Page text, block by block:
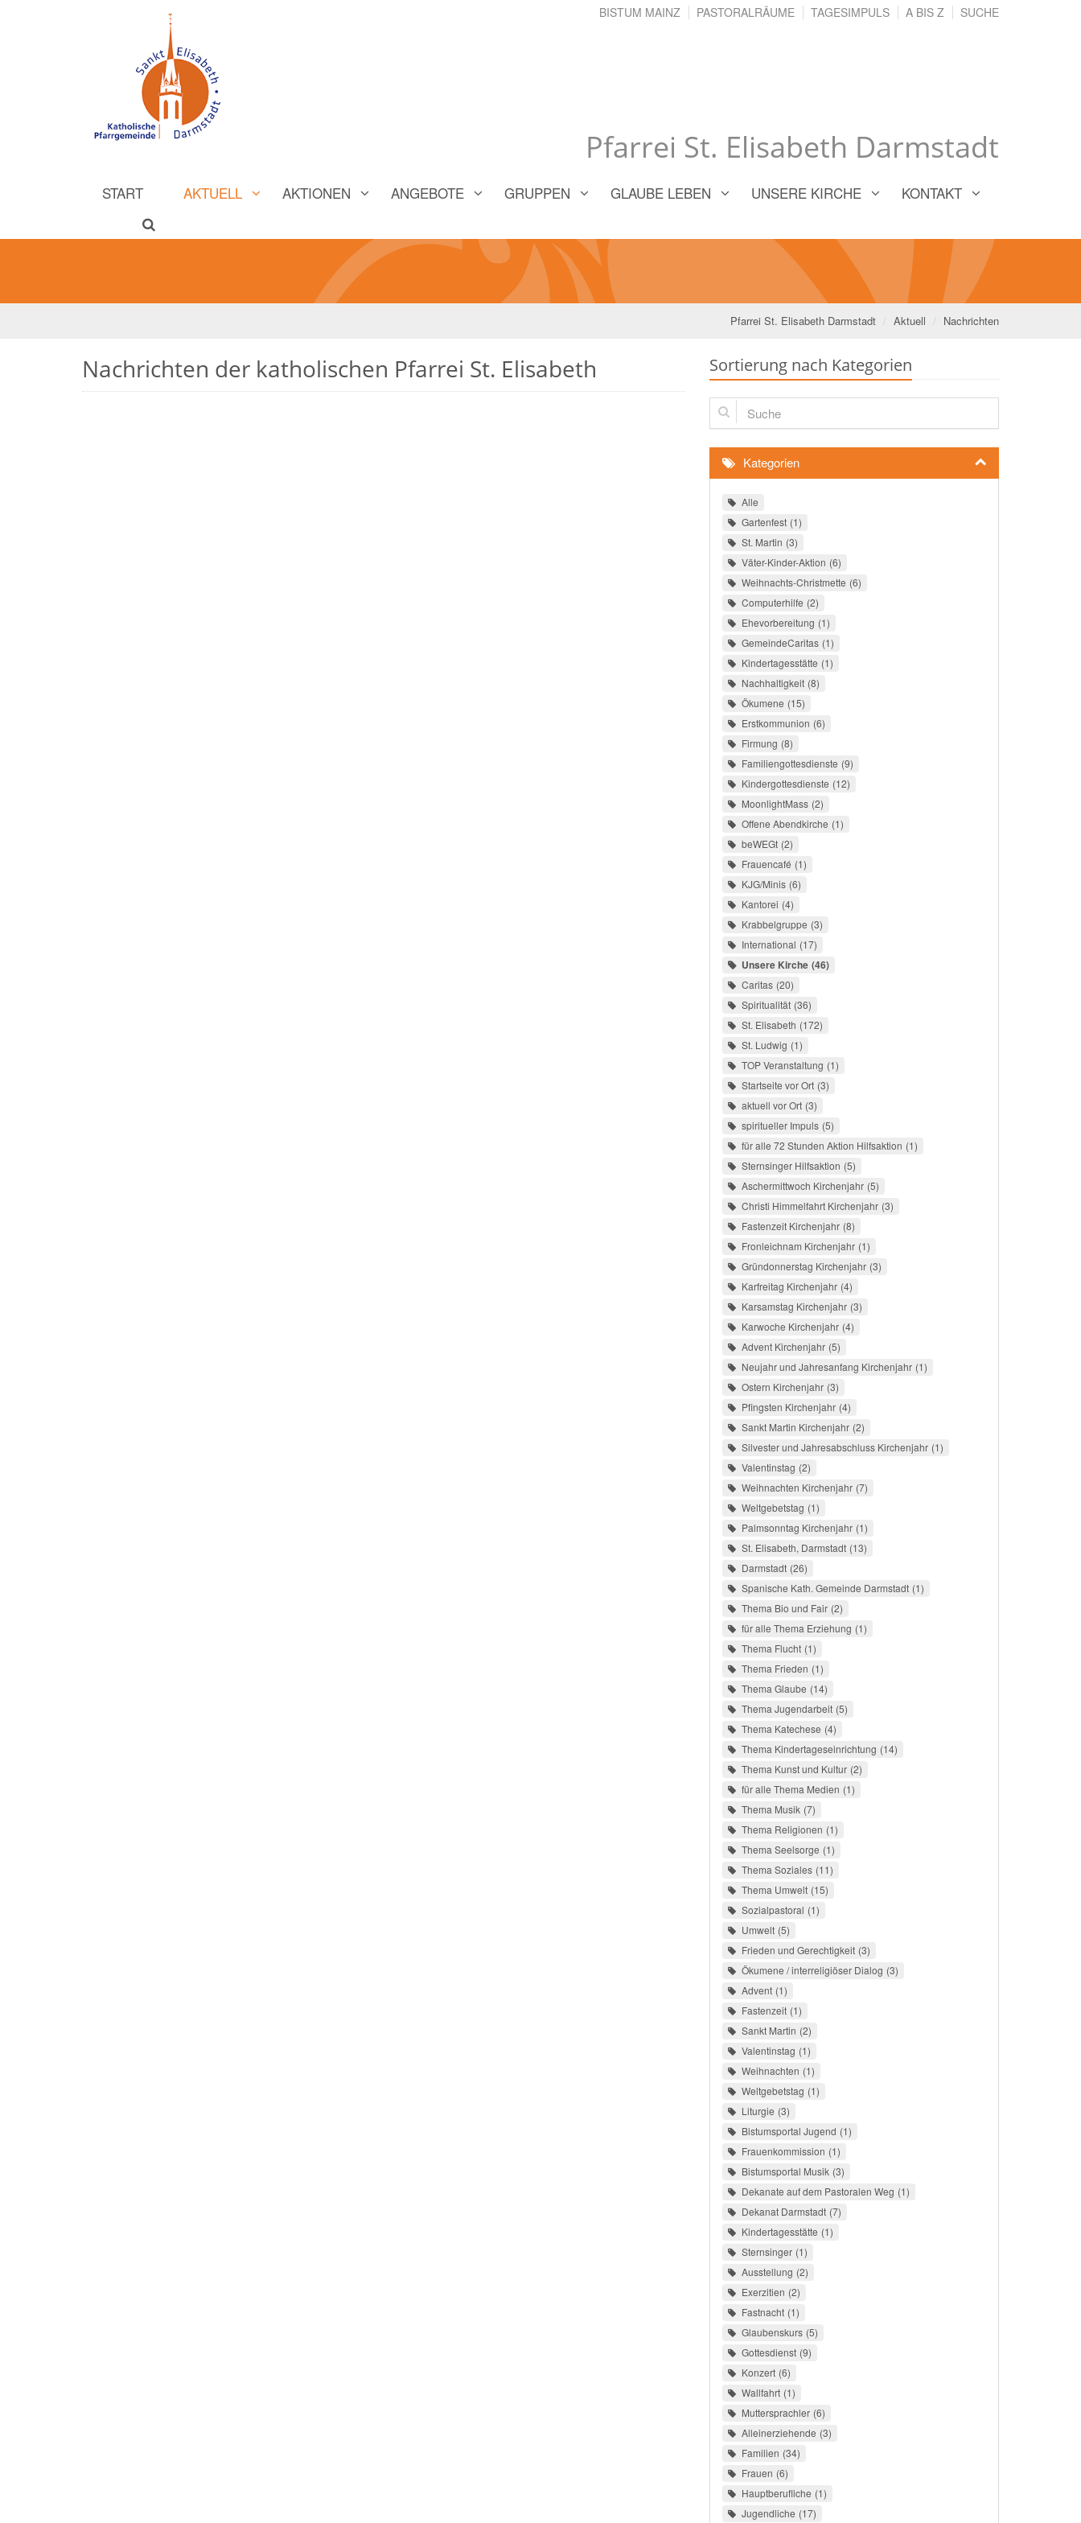
Pfarrei St. Elisabeth Darmstadt
BISTUM MAINZ PASTORALRÄUME TAGESIMPULS A BIS Z SUCHE
START AKTUELL AKTIONEN ANGEBOTE GRUPPEN GLAUBE LEBEN UNSERE KIRCHE KONTAKT
Pfarrei St. Elisabeth Darmstadt Aktuell Nachrichten
Nachrichten der katholischen Pfarrei St. Elisabeth Sortierung nach Kategorien
Suche
Kategorien
Alle
Gartenfest 1
St. Martin 3
Väter-Kinder-Aktion 6
Weihnachts-Christmette 6
Computerhilfe 2
Ehevorbereitung 1
GemeindeCaritas 1
Kindertagesstätte 1
Nachhaltigkeit 8
Ökumene 15
Erstkommunion 6
Firmung 8
Familiengottesdienste 9
Kindergottesdienste 12
MoonlightMass 2
Offene Abendkirche 1
beWEGt 2
Frauencafé 1
KJG/Minis 6
Kantorei 4
Krabbelgruppe 3
International 17
Unsere Kirche 46
Caritas 20
Spiritualität 36
St. Elisabeth 172
St. Ludwig 1
TOP Veranstaltung 1
Startseite vor Ort 3
aktuell vor Ort 3
spiritueller Impuls 5
für alle 72 Stunden Aktion Hilfsaktion 1
Sternsinger Hilfsaktion 5
Aschermittwoch Kirchenjahr 5
Christi Himmelfahrt Kirchenjahr 3
Fastenzeit Kirchenjahr 8
Fronleichnam Kirchenjahr 1
Gründonnerstag Kirchenjahr 3
Karfreitag Kirchenjahr 4
Karsamstag Kirchenjahr 3
Karwoche Kirchenjahr 4
Advent Kirchenjahr 5
Neujahr und Jahresanfang Kirchenjahr 1
Ostern Kirchenjahr 3
Pfingsten Kirchenjahr 4
Sankt Martin Kirchenjahr 2
Silvester und Jahresabschluss Kirchenjahr 1
Valentinstag 2
Weihnachten Kirchenjahr 7
Weltgebetstag 1
Palmsonntag Kirchenjahr 1
St. Elisabeth, Darmstadt 13
Darmstadt 26
Spanische Kath. Gemeinde Darmstadt 1
Thema Bio und Fair 2
für alle Thema Erziehung 1
Thema Flucht 1
Thema Frieden 1
Thema Glaube 14
Thema Jugendarbeit 5
Thema Katechese 4
Thema Kindertageseinrichtung 14
Thema Kunst und Kultur 2
für alle Thema Medien 1
Thema Musik 7
Thema Religionen 1
Thema Seelsorge 1
Thema Soziales 11
Thema Umwelt 15
Sozialpastoral 1
Umwelt 5
Frieden und Gerechtigkeit 3
Ökumene / interreligiöser Dialog 3
Advent 1
Fastenzeit 1
Sankt Martin 2
Valentinstag 1
Weihnachten 1
Weltgebetstag 1
Liturgie 3
Bistumsportal Jugend 1
Frauenkommission 1
Bistumsportal Musik 3
Dekanate auf dem Pastoralen Weg 1
Dekanat Darmstadt 7
Kindertagesstätte 1
Sternsinger 1
Ausstellung 2
Exerzitien 2
Fastnacht 1
Glaubenskurs 5
Gottesdienst 9
Konzert 6
Wallfahrt 1
Muttersprachler 6
Alleinerziehende 3
Familien 34
Frauen 6
Hauptberufliche 1
Jugendliche 17